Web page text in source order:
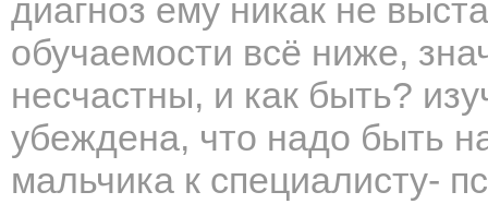
диагноз ему никак не
обучаемости всё ниже,
несчастны, и как быть?
убеждена, что надо быть
мальчика к специалисту-